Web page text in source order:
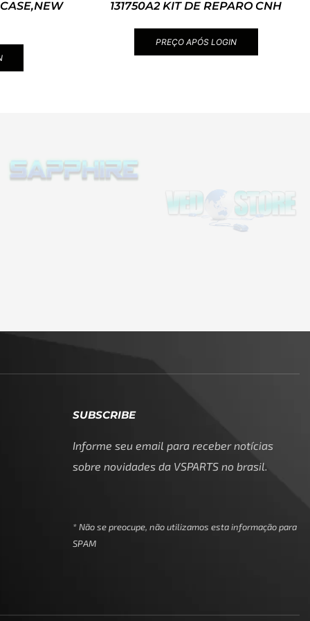
131750A2 KIT DE REPARO CNH
PREÇO APÓS LOGIN
SUBSCRIBE
Informe seu email para receber notícias
sobre novidades da VSPARTS no brasil.
* Não se preocupe, não utilizamos esta informação para
SPAM